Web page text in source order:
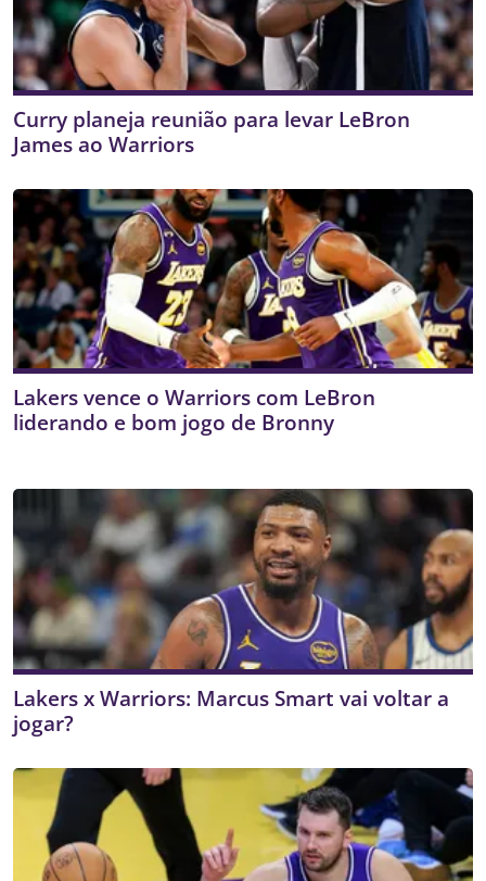
Curry planeja reunião para levar LeBron
James ao Warriors
Lakers vence o Warriors com LeBron
liderando e bom jogo de Bronny
Lakers x Warriors: Marcus Smart vai voltar a
jogar?